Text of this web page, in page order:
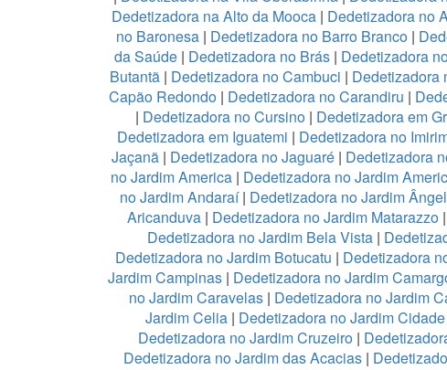
Dedetizadora na Alto da Mooca| Dedetizadora no
no Baronesa| Dedetizadora no Barro Branco|
da Saúde| Dedetizadora no Brás| Dedetizadora
Butantã | Dedetizadora no Cambuci | Dedetizadora
Capão Redondo | Dedetizadora no Carandiru |
| Dedetizadora no Cursino| Dedetizadora em
Dedetizadora em Iguatemi | Dedetizadora no
Jaçanã | Dedetizadora no Jaguaré | Dedetizadora
no Jardim America | Dedetizadora no Jardim
no Jardim Andaraí| Dedetizadora no Jardim
Aricanduva| Dedetizadora no Jardim Matarazzo|
Dedetizadora no Jardim Bela Vista|
Dedetizadora no Jardim Botucatu | Dedetizadora
Jardim Campinas | Dedetizadora no Jardim
no Jardim Caravelas| Dedetizadora no Jardim
Jardim Celia| Dedetizadora no Jardim Cidade
Dedetizadora no Jardim Cruzeiro|
Dedetizadora no Jardim das Acacias |